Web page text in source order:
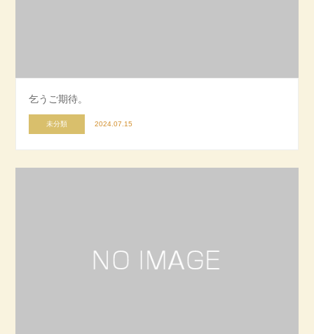
乞うご期待。
未分類 2024.07.15